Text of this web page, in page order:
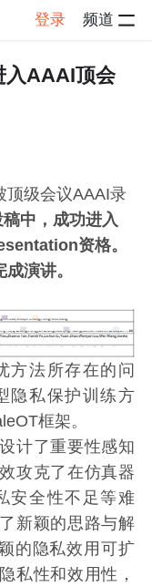
登录 频道
论 帖子详情
入AAAI顶会
顶级会议AAAI录
中，成功进入
资格。
演讲。
方法所存在的问
隐私保护训练方
框架。
计了重要性感知
攻克了在仿真器
安全性不足等难
新颖的思路与解
的隐私效用可扩
私性和效用性，